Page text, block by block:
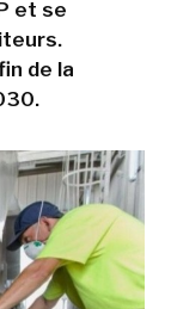
et se
de la